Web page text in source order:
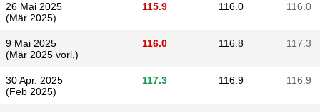
26 Mai 2025
(Mär 2025)
115.9 116.0 116.0
9 Mai 2025
(Mär 2025 vorl.)
116.0 116.8 117.3
30 Apr. 2025
(Feb 2025)
117.3 116.9 116.9